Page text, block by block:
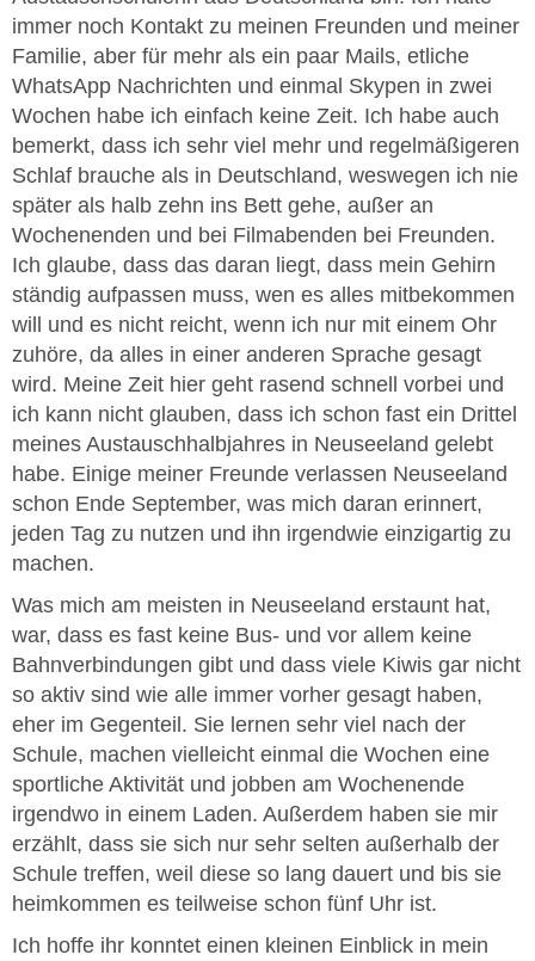
immer noch Kontakt zu meinen Freunden und meiner
Familie, aber für mehr als ein paar Mails, etliche
WhatsApp Nachrichten und einmal Skypen in zwei
Wochen habe ich einfach keine Zeit. Ich habe auch
bemerkt, dass ich sehr viel mehr und regelmäßigeren
Schlaf brauche als in Deutschland, weswegen ich nie
später als halb zehn ins Bett gehe, außer an
Wochenenden und bei Filmabenden bei Freunden.
Ich glaube, dass das daran liegt, dass mein Gehirn
ständig aufpassen muss, wen es alles mitbekommen
will und es nicht reicht, wenn ich nur mit einem Ohr
zuhöre, da alles in einer anderen Sprache gesagt
wird. Meine Zeit hier geht rasend schnell vorbei und
ich kann nicht glauben, dass ich schon fast ein Drittel
meines Austauschhalbjahres in Neuseeland gelebt
habe. Einige meiner Freunde verlassen Neuseeland
schon Ende September, was mich daran erinnert,
jeden Tag zu nutzen und ihn irgendwie einzigartig zu
machen.
Was mich am meisten in Neuseeland erstaunt hat,
war, dass es fast keine Bus- und vor allem keine
Bahnverbindungen gibt und dass viele Kiwis gar nicht
so aktiv sind wie alle immer vorher gesagt haben,
eher im Gegenteil. Sie lernen sehr viel nach der
Schule, machen vielleicht einmal die Wochen eine
sportliche Aktivität und jobben am Wochenende
irgendwo in einem Laden. Außerdem haben sie mir
erzählt, dass sie sich nur sehr selten außerhalb der
Schule treffen, weil diese so lang dauert und bis sie
heimkommen es teilweise schon fünf Uhr ist.
Ich hoffe ihr konntet einen kleinen Einblick in mein